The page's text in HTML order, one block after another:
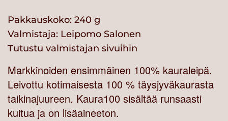
Pakkauskoko: 240 g
Valmistaja: Leipomo Salonen
Tutustu valmistajan sivuihin
Markkinoiden ensimmäinen 100% kauraleipä.
Leivottu kotimaisesta 100 % täysjyväkaurasta
taikinajuureen. Kaura100 sisältää runsaasti
kuitua ja on lisäaineeton.